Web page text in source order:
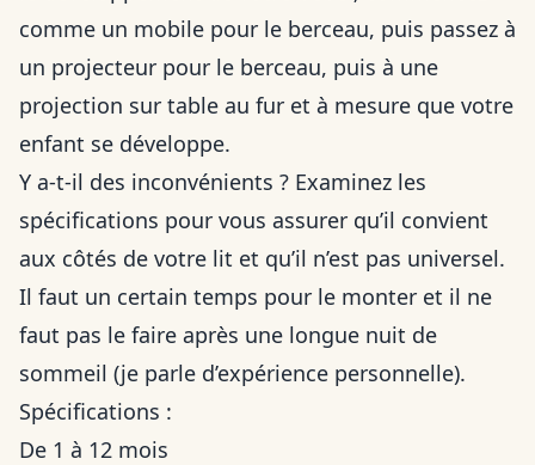
comme un mobile pour le berceau, puis passez à
un projecteur pour le berceau, puis à une
projection sur table au fur et à mesure que votre
enfant se développe.
Y a-t-il des inconvénients ? Examinez les
spécifications pour vous assurer qu’il convient
aux côtés de votre lit et qu’il n’est pas universel.
Il faut un certain temps pour le monter et il ne
faut pas le faire après une longue nuit de
sommeil (je parle d’expérience personnelle).
Spécifications :
De 1 à 12 mois